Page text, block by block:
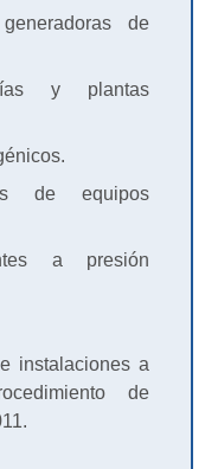
de
y plantas
de equipos
a presión
instalaciones a
de